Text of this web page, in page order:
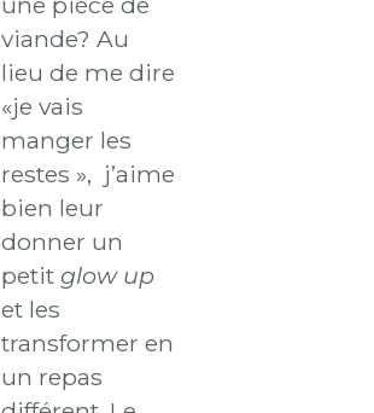
viande? Au
lieu de me dire
«je vais
manger les
restes », j’aime
bien leur
donner un
petit glow up
et les
transformer en
un repas